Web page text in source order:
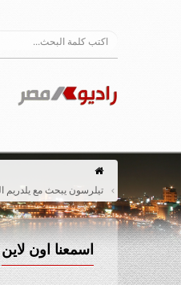
تيلرسون يبحث مع
اسمعنا اون لاين